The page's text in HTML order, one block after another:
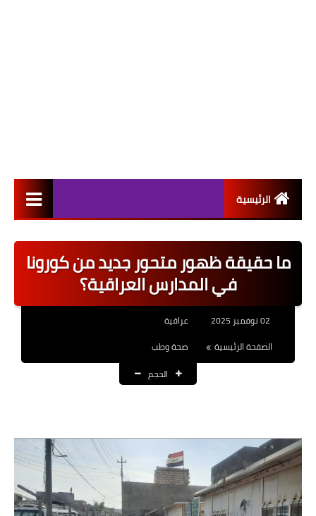
الرئيسية
اخبار القطاع العام
اخبار القطاع الخاص
العقود والاجور اليومية
القروض والسلف
المنح المالية
ما حقيقة ظهور متحور جديد من كورونا
في المدارس العراقية؟
عراقية
الصفحة الرئيسية
صحة وطب
الحجم